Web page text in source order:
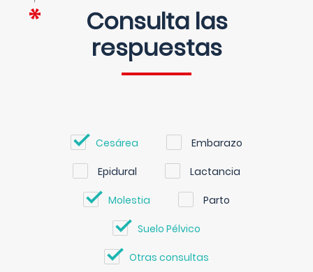
Consulta las
respuestas
Cesárea Embarazo
Epidural Lactancia
Molestia Parto
Suelo Pélvico
Otras consultas